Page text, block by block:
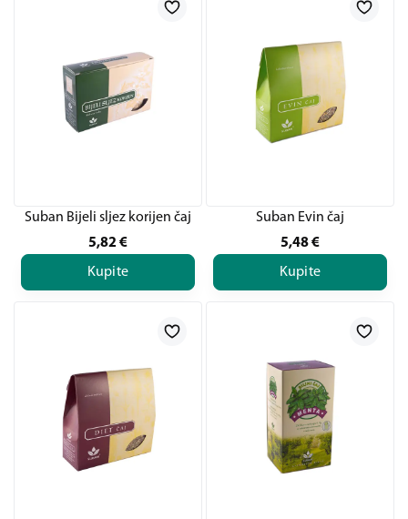
Suban Bijeli sljez korijen čaj
5,82 €
Kupite
Suban Evin čaj
5,48€
Kupite